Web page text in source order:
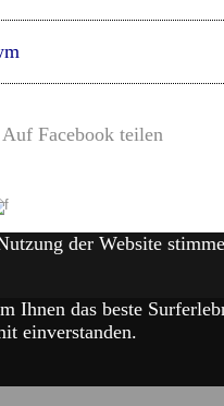
Auf Facebook teilen
der Website
das beste
einverstanden.